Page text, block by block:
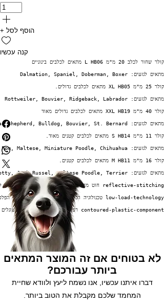
+ הוסף לסל
קנה עכשיו
קולר שחור לכלב 20 מ"מ L HB06 מתאים לכלבים בינוניים
מתאים לגזעים: Dalmation, Spaniel, Doberman, Boxer
קולר 25 מ"מ XL HB05 מתאים לכלבים גדולים.
מתאים לגזעים: Rottweiler, Bouvier, Ridgeback, Labrador
קולר 40 מ"מ XXL HB19 מתאים לכלבים גדולים מאוד
מתאים לגזעים: German Shepherd, Bulldog, Bouvier, St. Bernard
קולר 11 מ"מ S HB14 מתאים לכלבים קטנים מאוד.
מתאים לגזעים: Yorkie, Pom, Maltese, Miniature Poodle, Chihuahua
קולר 16 מ"מ M HB11 מתאים לכלבים קטנים.
מתאים לגזעים: Pug, Scotty, Jack Russel, Maltese Poodle, Terrier
reflective-stitching חוט מחזיר אור בלילה, שזור בתוך הקולר​, להגברת הבטיחות והנראות
low-load-technology טכנולוגיה המפחיתה את העומס על אבזם הפלסטיק ע"י טבעת עשויה מטיטניום יצוק
contoured-plastic-component רכיבי פלסטיק בקווי מתאר מעוגלים על מנת להבטיח כי כל צווארון ROGZ מתאים בנוחות
לא בטוחים אם זה המוצר המתאים
ביותר עבורכם?
דברו איתנו עכשיו, אנו נשמח ליעץ ולוודא שחיית
המחמד שלכם מקבלת את הטוב ביותר.